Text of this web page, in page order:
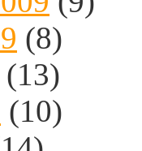
(8)
(13)
(10)